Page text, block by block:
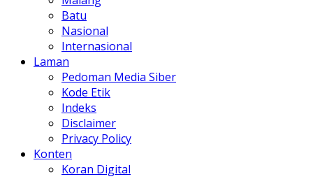
Batu
Nasional
Internasional
Laman
Pedoman Media Siber
Kode Etik
Indeks
Disclaimer
Privacy Policy
Konten
Koran Digital